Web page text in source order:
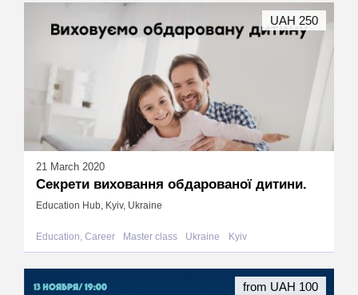
21 March 2020
Секрети виховання обдарованої дитини.
Education Hub, Kyiv, Ukraine
Education, Career Master class Ukraine Kyiv
UAH 250
from UAH 100